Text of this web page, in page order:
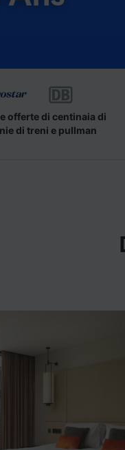
offerte di centinaia di
di treni e pullman